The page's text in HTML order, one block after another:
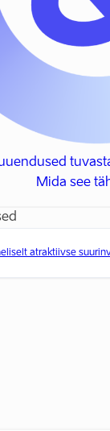
Mida see
atraktiivse